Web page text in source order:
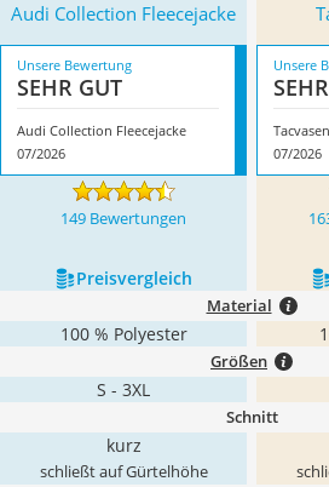
Audi Collection Fleecejacke
Unsere Bewertung
SEHR GUT
Audi Collection Fleecejacke
07/2026
Unsere
07/2026
149 Bewertungen
Preis­vergleich
Material
100 % Polyester
Größen
S - 3XL
Schnitt
kurz
schließt auf Gürtelhöhe